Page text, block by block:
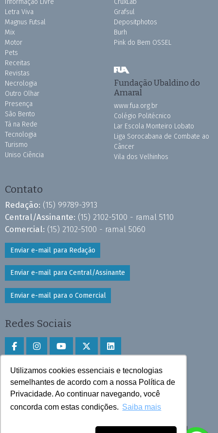
Utilizamos cookies essenciais e tecnologias
semelhantes de acordo com a nossa Política de
Privacidade. Ao continuar navegando, você
concorda com estas condições. Saiba mais
Letra Viva
Magnus Futsal
Mix
Motor
Pets
Receitas
Revistas
Necrologia
Outro Olhar
Presença
São Bento
Tá na Rede
Tecnologia
Turismo
Uniso Ciência
Grafsul
Depositphotos
Burh
Pink do Bem OSSEL
Fundação Ubaldino do
Amaral
www.fua.org.br
Colégio Politécnico
Lar Escola Monteiro Lobato
Liga Sorocabana de Combate ao
Câncer
Vila dos Velhinhos
Contato
Redação: (15) 99789-3913
Central/Assinante: (15) 2102-5100 - ramal 5110
Comercial: (15) 2102-5100 - ramal 5060
Enviar e-mail para Redação
Enviar e-mail para Central/Assinante
Enviar e-mail para o Comercial
Redes Sociais
Faça download do aplicativo
Play Store e App Store
Todos os direitos reservados © 2025 Cruzeiro do Sul